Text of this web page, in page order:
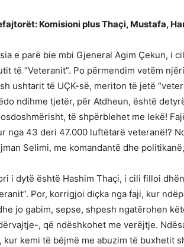
Komisioni plus Thaçi, Mustafa,
e parë bie mbi Gjeneral Agim Çekun, i
të “Veteranit”. Po përmendim vetëm
ushtarit të UÇK-së, meriton të jetë
ndihme tjetër, për Atdheun, është
të shpërblehet me lekë!
nga 43 deri 47.000 luftëtarë veteranë!?
Selimi, me komandantë dhe
i dytë është Hashim Thaçi, i cili filloi
Por, korrigjoi diçka nga faji, kur
jo gabim, sepse, shpesh ngatërohen
, që ndëshkohet me verëjtje.
kur kemi të bëjmë me abuzim të buxhetit